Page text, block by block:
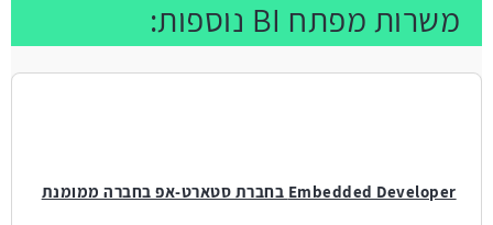
משרות מפתח BI נוספות:
Embedded Developer בחברת סטארט-אפ בחברה ממומנת